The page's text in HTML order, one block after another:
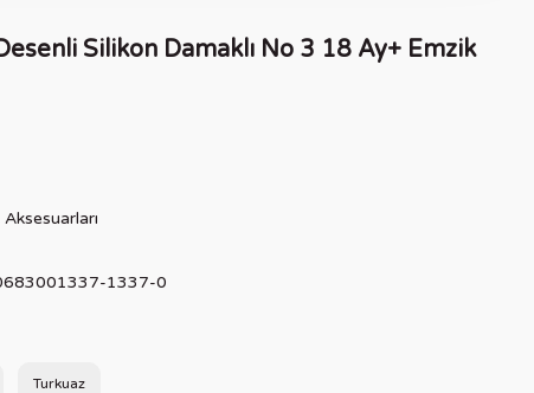
Silikon Damaklı No 3 18 Ay+ Emzik
1337-0
Turkuaz